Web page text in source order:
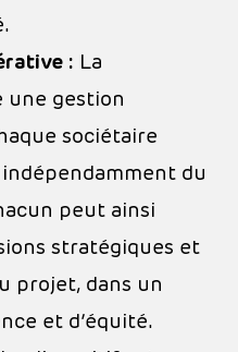
: La
une gestion
sociétaire
indépendamment du
peut ainsi
stratégiques et
projet, dans un
et d’équité.